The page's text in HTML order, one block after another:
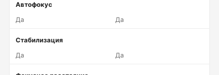
Автофокус
Да
Да
Стабилизация
Да
Да